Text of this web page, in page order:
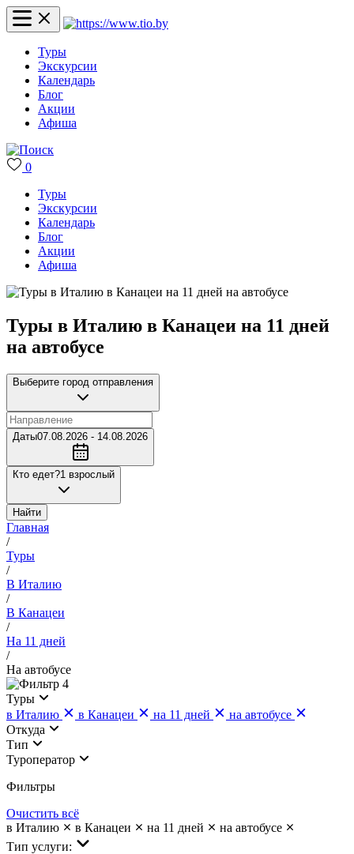
Туры
Экскурсии
Календарь
Блог
Акции
Афиша
0
Туры
Экскурсии
Календарь
Блог
Акции
Афиша
Туры в Италию в Канацеи на 11 дней
на автобусе
Выберите город отправления
Даты07.08.2026 - 14.08.2026
Кто едет?1 взрослый
Найти
Главная
/
Туры
/
В Италию
/
В Канацеи
/
На 11 дней
/
На автобусе
4
Туры
в Италию
в Канацеи на 11 дней
на автобусе
Откуда
Тип
Туроператор
Фильтры
Очистить всё
в Италию
в Канацеи на 11 дней
на автобусе
Тип услуги: